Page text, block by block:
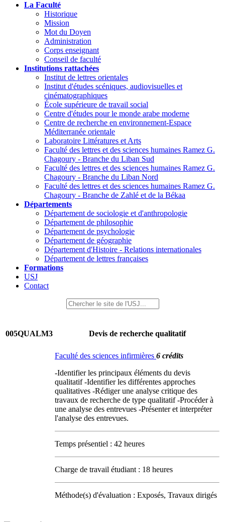
La Faculté
Historique
Mission
Mot du Doyen
Administration
Corps enseignant
Conseil de faculté
Institutions rattachées
Institut de lettres orientales
Institut d'études scéniques, audiovisuelles et
cinématographiques
École supérieure de travail social
Centre d'études pour le monde arabe moderne
Centre de recherche en environnement-Espace
Méditerranée orientale
Laboratoire Littératures et Arts
Faculté des lettres et des sciences humaines Ramez G.
Chagoury - Branche du Liban Sud
Faculté des lettres et des sciences humaines Ramez G.
Chagoury - Branche du Liban Nord
Faculté des lettres et des sciences humaines Ramez G.
Chagoury - Branche de Zahlé et de la Békaa
Départements
Département de sociologie et d'anthropologie
Département de philosophie
Département de psychologie
Département de géographie
Département d'Histoire - Relations internationales
Département de lettres françaises
Formations
USJ
Contact
005QUALM3 Devis de recherche qualitatif
Faculté des sciences infirmières 6 crédits
-Identifier les principaux éléments du devis
qualitatif -Identifier les différentes approches
qualitatives -Rédiger une analyse critique des
travaux de recherche de type qualitatif -Procéder à
une analyse des entrevues -Présenter et interpréter
l'analyse des entrevues.
Temps présentiel : 42 heures
Charge de travail étudiant : 18 heures
Méthode(s) d'évaluation : Exposés, Travaux dirigés